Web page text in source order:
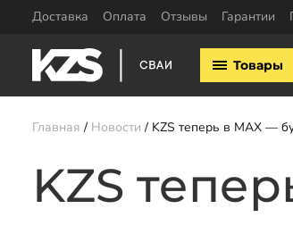
Доставка Оплата Отзывы Гарантии
Товары
Винтовые сваи 57мм
Винтовые сваи 108мм
Винтовые сваи 159мм
Винтовые сваи 219мм
Главная Новости KZS теперь в MAX —
KZS